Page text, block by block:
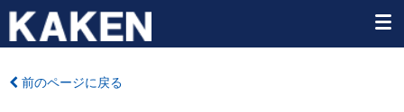
前のページに戻る